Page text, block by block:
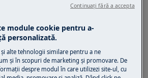
de întreținere, dezactivați
grijă când mutați aparatele,
este necesar să le mutați
module cookie pentru a-
personalizată.
alte tehnologii similare pentru a ne
și în scopuri de marketing și promovare. De
despre modul în care utilizezi site-ul, cu
Continuați fără a accepta